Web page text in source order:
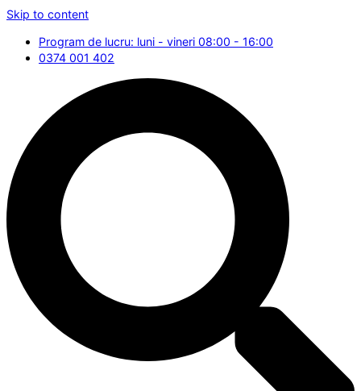
Skip to content
Program de lucru: luni - vineri 08:00 - 16:00
0374 001 402